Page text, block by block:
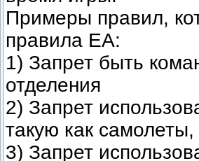
Примеры правил,
правила EA:
1) Запрет быть
отделения
2) Запрет
такую как
3) Запрет